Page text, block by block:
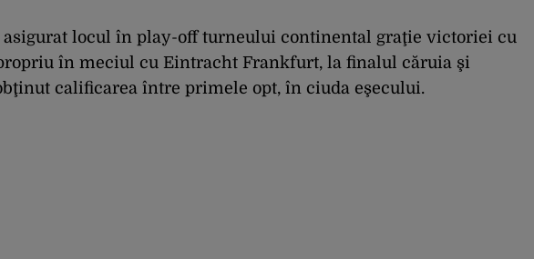
asigurat locul în play-off turneului continental graţie victoriei cu
în meciul cu Eintracht Frankfurt, la finalul căruia şi
calificarea între primele opt, în ciuda eşecului.